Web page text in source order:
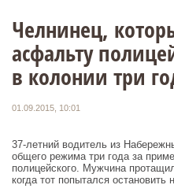
Челнинец,
асфальту
в колонии три
01.09.2015, 10:01
37-летний водитель из
общего режима три года за
полицейского. Мужчина
когда тот попытался остановить